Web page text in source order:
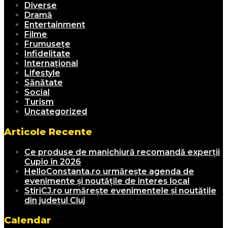
Diverse
Dramă
Entertainment
Filme
Frumusețe
Infidelitate
Internațional
Lifestyle
Sănătate
Social
Turism
Uncategorized
Articole Recente
Ce produse de manichiură recomandă experții
Cupio în 2026
HelloConstanta.ro urmărește agenda de
evenimente și noutățile de interes local
StiriCJ.ro urmărește evenimentele și noutățile
din județul Cluj
Calendar